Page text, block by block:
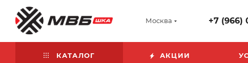
Москва +7 (966)
КАТАЛОГ АКЦИИ